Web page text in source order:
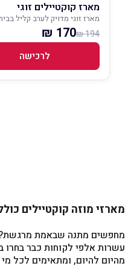
מארז קוקטיילים זוגי
מארז זוגי מדויק לערב קליל
194 ₪
170 ₪
לרכישה
מארזי מוזה קוקטיילים
מחפשים מתנה שבאמת מרגשת?
עשרות אלפי לקוחות כבר בחרו
מהיום להיום, ומתאימים לכל